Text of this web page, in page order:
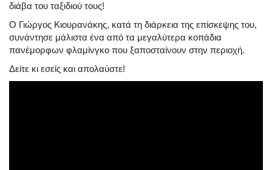
διάβα του ταξιδιού τους!
Ο Γιώργος Κιουρανάκης, κατά τη διάρκεια της επίσκεψης του,
συνάντησε μάλιστα ένα από τα μεγαλύτερα κοπάδια
πανέμορφων φλαμίνγκο που ξαποσταίνουν στην περιοχή.
Δείτε κι εσείς και απολαύστε!